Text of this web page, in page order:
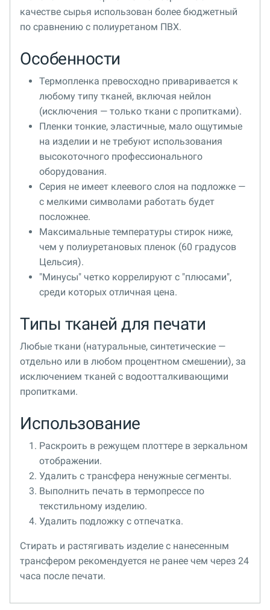
качестве сырья использован более бюджетный
по сравнению с полиуретаном ПВХ.
Особенности
Термопленка превосходно приваривается к
любому типу тканей, включая нейлон
(исключения — только ткани с пропитками).
Пленки тонкие, эластичные, мало ощутимые
на изделии и не требуют использования
высокоточного профессионального
оборудования.
Серия не имеет клеевого слоя на подложке —
с мелкими символами работать будет
посложнее.
Максимальные температуры стирок ниже,
чем у полиуретановых пленок (60 градусов
Цельсия).
"Минусы" четко коррелируют с "плюсами",
среди которых отличная цена.
Типы тканей для печати
Любые ткани (натуральные, синтетические —
отдельно или в любом процентном смешении), за
исключением тканей с водоотталкивающими
пропитками.
Использование
Раскроить в режущем плоттере в зеркальном
отображении.
Удалить с трансфера ненужные сегменты.
Выполнить печать в термопрессе по
текстильному изделию.
Удалить подложку с отпечатка.
Стирать и растягивать изделие с нанесенным
трансфером рекомендуется не ранее чем через 24
часа после печати.